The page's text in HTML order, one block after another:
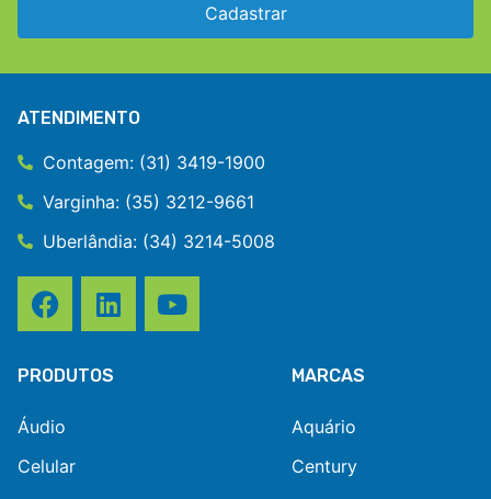
Cadastrar
ATENDIMENTO
Contagem: (31) 3419-1900
Varginha: (35) 3212-9661
Uberlândia: (34) 3214-5008
PRODUTOS
Áudio
Celular
MARCAS
Aquário
Century